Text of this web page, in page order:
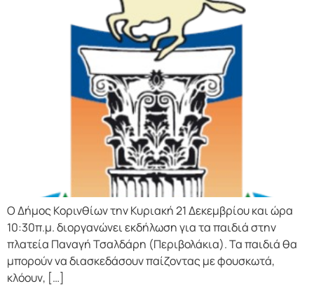
Ο Δήμος Κορινθίων την Κυριακή 21 Δεκεμβρίου και ώρα
10:30π.μ. διοργανώνει εκδήλωση για τα παιδιά στην
πλατεία Παναγή Τσαλδάρη (Περιβολάκια). Τα παιδιά θα
μπορούν να διασκεδάσουν παίζοντας με φουσκωτά,
κλόουν, […]